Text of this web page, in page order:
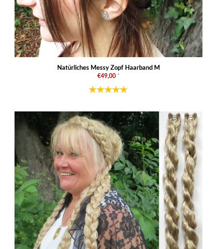
Natürliches Messy Zopf Haarband M
€49,00 *